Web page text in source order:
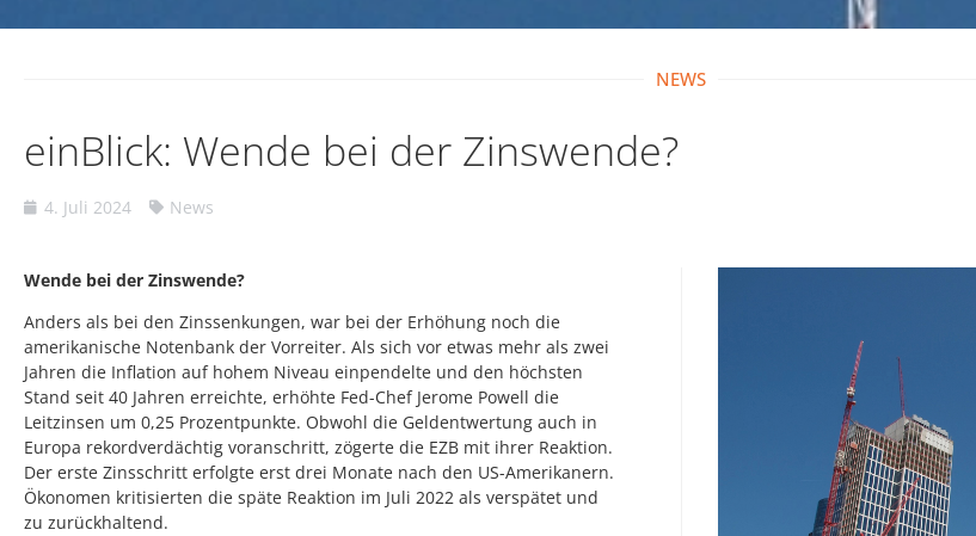
NEWS
einBlick: Wende bei der Zinswende?
4. Juli 2024 News
Wende bei der Zinswende?
Anders als bei den Zinssenkungen, war bei der Erhöhung noch die
amerikanische Notenbank der Vorreiter. Als sich vor etwas mehr als zwei
Jahren die Inflation auf hohem Niveau einpendelte und den höchsten
Stand seit 40 Jahren erreichte, erhöhte Fed-Chef Jerome Powell die
Leitzinsen um 0,25 Prozentpunkte. Obwohl die Geldentwertung auch in
Europa rekordverdächtig voranschritt, zögerte die EZB mit ihrer Reaktion.
Der erste Zinsschritt erfolgte erst drei Monate nach den US-Amerikanern.
Ökonomen kritisierten die späte Reaktion im Juli 2022 als verspätet und
zu zurückhaltend.